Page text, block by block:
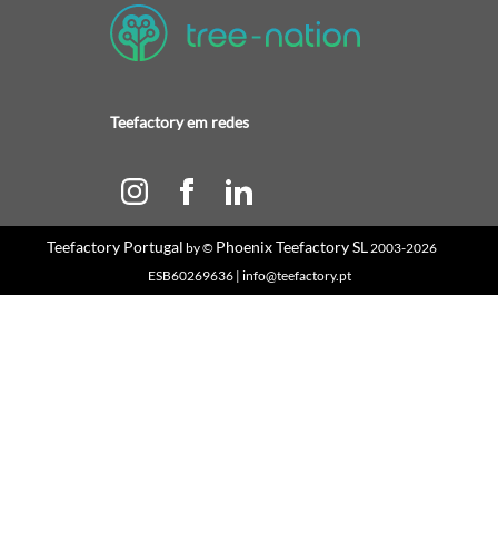
Teefactory em redes
Teefactory Portugal by © Phoenix Teefactory SL2003-2026
ESB60269636 | info@teefactory.pt